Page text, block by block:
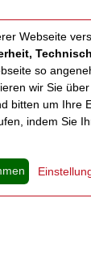
Webseite
so
wir Sie
bitten um Ihre
indem Sie